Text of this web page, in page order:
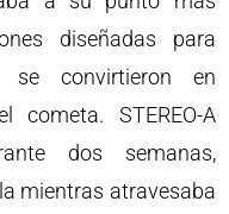
diseñadas para
se convirtieron en
cometa. STEREO-A
dos semanas,
mientras atravesaba